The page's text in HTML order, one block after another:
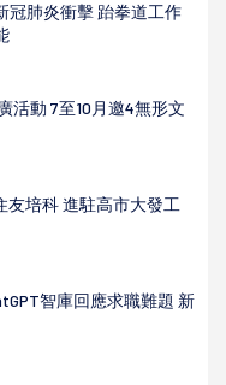
冠肺炎衝擊 跆拳道工作
活動 7至10月邀4無形文
培科 進駐高市大發工
智庫回應求職難題 新